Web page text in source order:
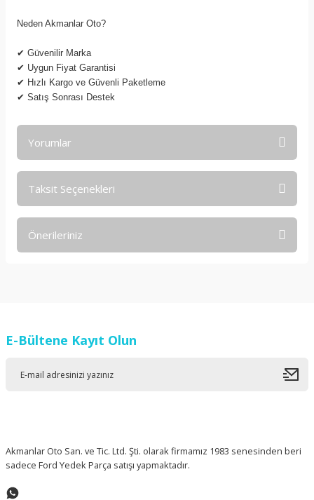
Neden Akmanlar Oto?
✔ Güvenilir Marka
✔ Uygun Fiyat Garantisi
✔ Hızlı Kargo ve Güvenli Paketleme
✔ Satış Sonrası Destek
Yorumlar
Taksit Seçenekleri
Önerileriniz
Ürün resmi kalitesiz, bozuk veya görüntülenemiyor.
E-Bültene Kayıt Olun
Akmanlar Oto San. ve Tic. Ltd. Şti. olarak firmamız 1983 senesinden beri
sadece Ford Yedek Parça satışı yapmaktadır.